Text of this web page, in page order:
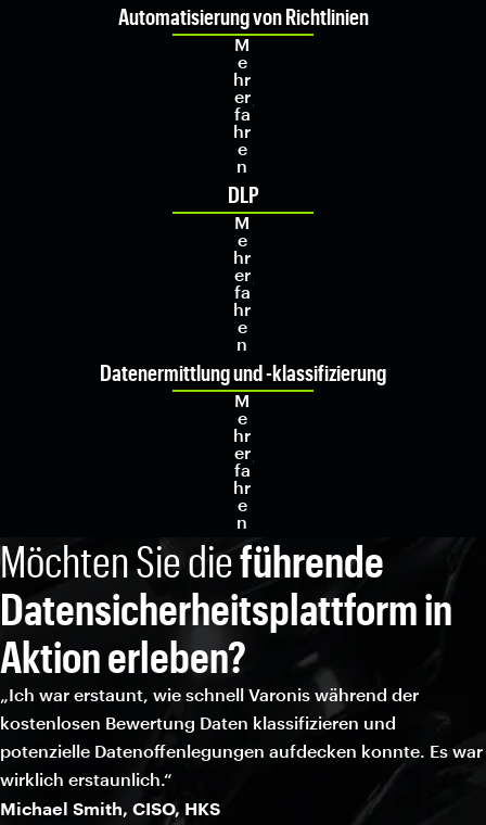
Automatisierung von Richtlinien
M
e
hr
er
fa
hr
e
n
DLP
M
e
hr
er
fa
hr
e
n
Datenermittlung und -klassifizierung
M
e
hr
er
fa
hr
e
n
Möchten Sie dieführende
Datensicherheitsplattform in
Aktion erleben?
„Ich war erstaunt, wie schnell Varonis während der
kostenlosen Bewertung Daten klassifizieren und
potenzielle Datenoffenlegungen aufdecken konnte. Es war
wirklich erstaunlich.“
Michael Smith, CISO, HKS